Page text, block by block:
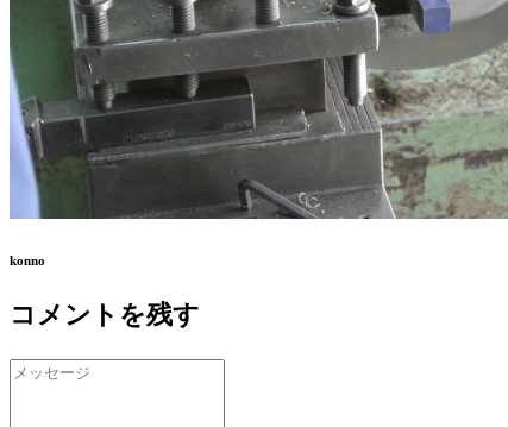
konno
コメントを残す